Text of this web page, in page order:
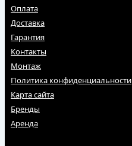
Оплата
Доставка
Гарантия
Контакты
Монтаж
Политика конфиденциальности
Карта сайта
Бренды
Аренда